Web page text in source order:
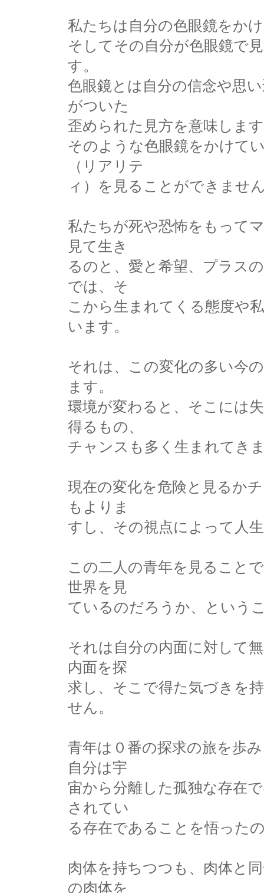
私たちは自分の色眼鏡をか
そしてその自分が色眼鏡で
す。
色眼鏡とは自分の信念や思
がついた
歪められた見方を意味しま
そのような色眼鏡をかけて
（リアリテ
ィ）を見ることができませ
私たちが死や恐怖をもって
見て生き
るのと、愛と希望、プラス
では、そ
こから生まれてくる態度や
います。
それは、この変化の多い今
ます。
環境が変わると、そこには
得るもの、
チャンスも多く生まれてき
現在の変化を危険と見るか
もよりま
すし、その視点によって人
この二人の青年を見ること
世界を見
ているのだろうか、という
それは自分の内面に対して
内面を探
求し、そこで得た気づきを
せん。
青年は０番の探求の旅を歩
自分は宇
宙から分離した孤独な存在
されてい
る存在であることを悟った
肉体を持ちつつも、肉体と
の肉体を